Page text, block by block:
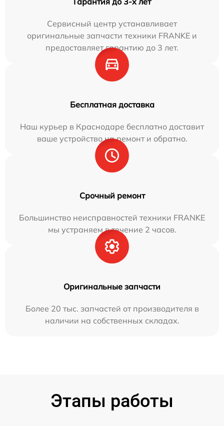
Сервисный центр устанавливает
оригинальные запчасти техники FRANKE и
предоставляет гарантию до 3 лет.
Бесплатная доставка
Наш курьер в Краснодаре бесплатно доставит
ваше устройство на ремонт и обратно.
Срочный ремонт
Большинство неисправностей техники FRANKE
мы устраняем в течение 2 часов.
Оригинальные запчасти
Более 20 тыс. запчастей от производителя в
наличии на собственных складах.
Этапы работы